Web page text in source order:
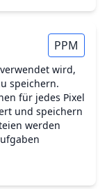
PPM
wird,
speichern.
für jedes Pixel
und speichern
werden